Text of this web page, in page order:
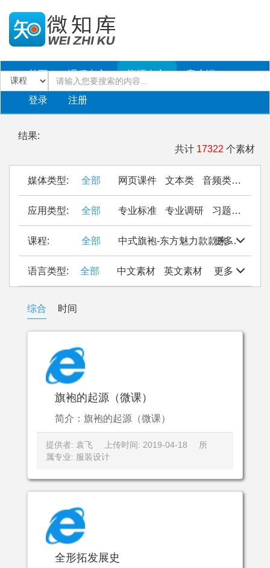
首页 课程中心 资源中心 客户端
登录 注册
结果:
共计 17322 个素材
媒体类型: 全部 网页课件 文本类 音频类
应用类型: 全部 专业标准 专业调研 习题作业
更多
课程: 全部 中式旗袍-东方魅力款款来 Seal
更多
语言类型: 全部 中文素材 英文素材
综合 时间
旗袍的起源（微课）
简介：旗袍的起源（微课）
提供者: 袁飞 上传时间: 2019-04-18
所
属专业: 服装设计
全形拓发展史